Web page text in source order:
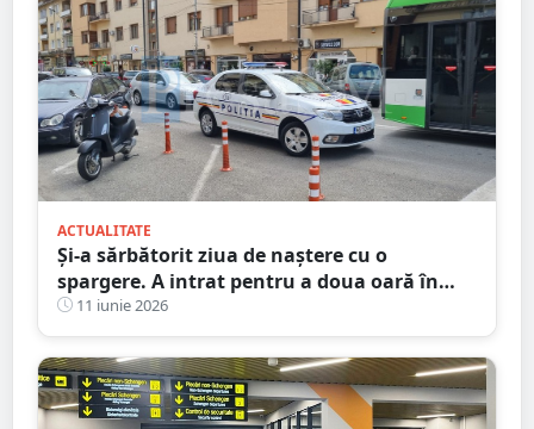
ACTUALITATE
Și-a sărbătorit ziua de naștere cu o
spargere. A intrat pentru a doua oară în
aceeași pizzerie din Satu Mare
11 iunie 2026